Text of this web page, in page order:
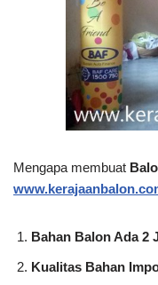
Mengapa membuat
Bahan Balon Ada 2
Kualitas Bahan